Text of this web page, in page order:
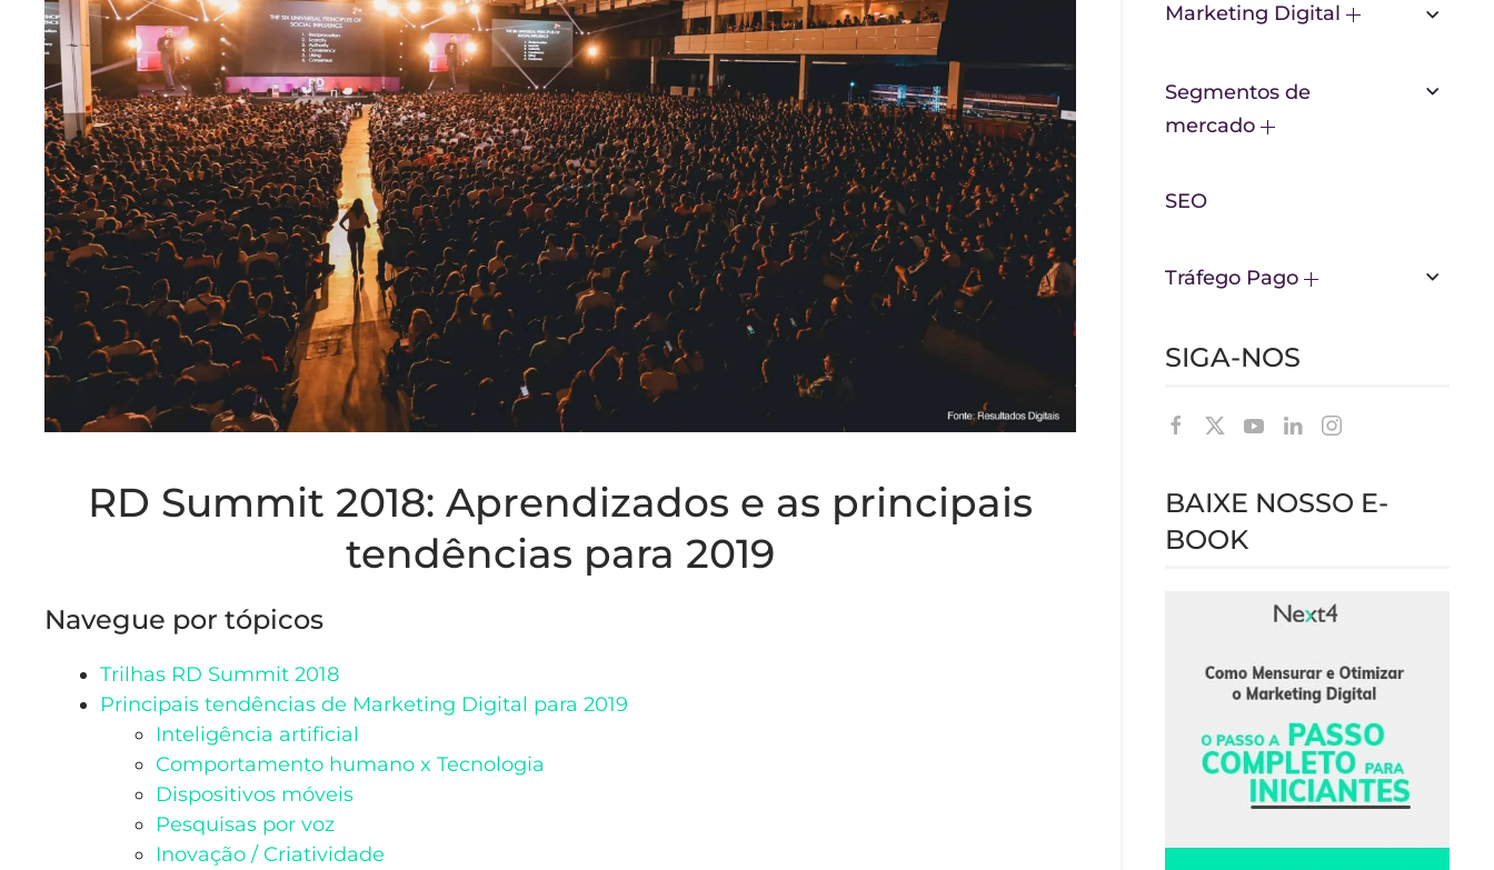
RD Summit 2018: Aprendizados e as principais
tendências para 2019
Navegue por tópicos
Trilhas RD Summit 2018
Principais tendências de Marketing Digital para 2019
Inteligência artificial
Comportamento humano x Tecnologia
Dispositivos móveis
Pesquisas por voz
Inovação / Criatividade
Marketing Digital
Segmentos de
mercado
SEO
Tráfego Pago
SIGA-NOS
BAIXE NOSSO E-
BOOK